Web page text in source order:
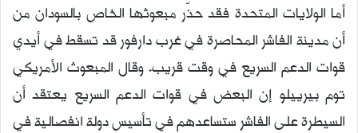
أما الولايات المتحدة فقد حذّر مبعوثها الخاص بالسودان من
أن مدينة الفاشر المحاصرة في غرب دارفور قد تسقط في أيدي
قوات الدعم السريع في وقت قريب. وقال المبعوث الأمريكي
توم بيرييلو إن البعض في قوات الدعم السريع يعتقد أن
السيطرة على الفاشر ستساعدهم في تأسيس دولة انفصالية في